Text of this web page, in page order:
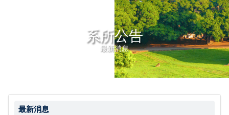
系所公告
最新消息
最新消息